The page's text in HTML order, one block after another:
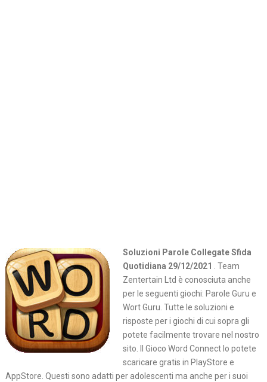
Soluzioni Parole Collegate Sfida
Quotidiana 29/12/2021 . Team
Zentertain Ltd è conosciuta anche
per le seguenti giochi: Parole Guru e
Wort Guru. Tutte le soluzioni e
risposte per i giochi di cui sopra gli
potete facilmente trovare nel nostro
sito. Il Gioco Word Connect lo potete
scaricare gratis in PlayStore e
AppStore. Questi sono adatti per adolescenti ma anche per i suoi